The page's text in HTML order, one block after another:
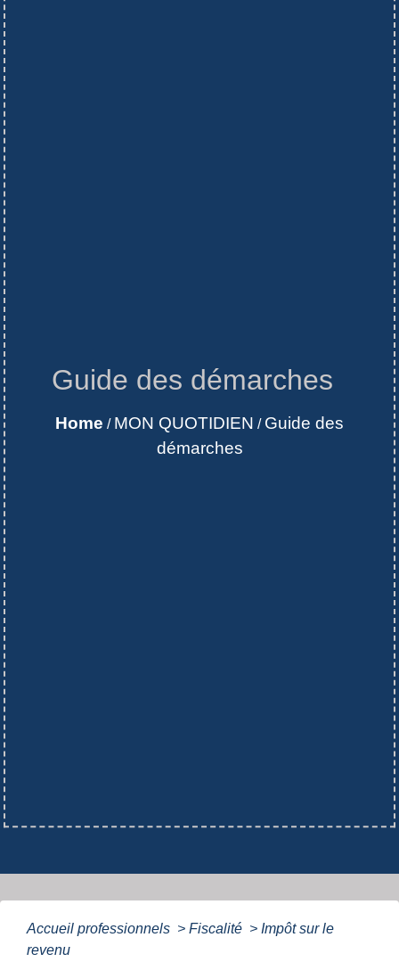
Guide des démarches
Home / MON QUOTIDIEN / Guide des
démarches
Accueil professionnels > Fiscalité > Impôt sur le
revenu